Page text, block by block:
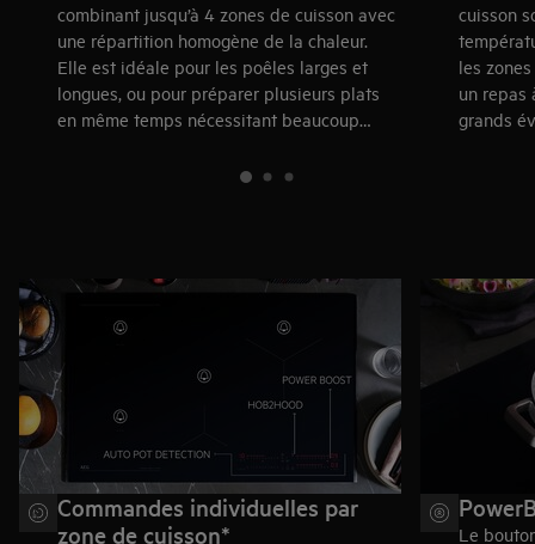
combinant jusqu’à 4 zones de cuisson avec
une répartition homogène de la chaleur.
Elle est idéale pour les poêles larges et
longues, ou pour préparer plusieurs plats
en même temps nécessitant beaucoup
cuisson
les
un repas
grands
Commandes individuelles par
zone de cuisson*
Le